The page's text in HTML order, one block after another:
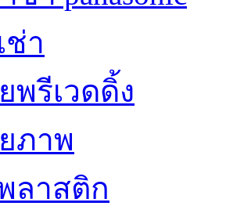
ช่า
พรีเวดดิ้ง
ภาพ
ลาสติก